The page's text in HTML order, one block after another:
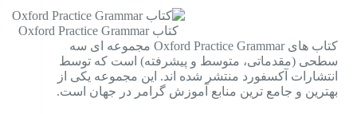
کتاب Oxford Practice Grammar
کتاب های Oxford Practice Grammar مجموعه ای سه
سطحی (مقدماتی، متوسط و پیشرفته) است که توسط
انتشارات آکسفورد منتشر شده اند. این مجموعه یکی از
بهترین و جامع ترین منابع آموزش گرامر در جهان است.